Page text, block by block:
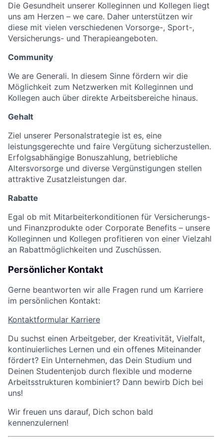
Die Gesundheit unserer Kolleginnen und Kollegen liegt
uns am Herzen – we care. Daher unterstützen wir
diese mit vielen verschiedenen Vorsorge-, Sport-,
Versicherungs- und Therapieangeboten.
Community
We are Generali. In diesem Sinne fördern wir die
Möglichkeit zum Netzwerken mit Kolleginnen und
Kollegen auch über direkte Arbeitsbereiche hinaus.
Gehalt
Ziel unserer Personalstrategie ist es, eine
leistungsgerechte und faire Vergütung sicherzustellen.
Erfolgsabhängige Bonuszahlung, betriebliche
Altersvorsorge und diverse Vergünstigungen stellen
attraktive Zusatzleistungen dar.
Rabatte
Egal ob mit Mitarbeiterkonditionen für Versicherungs-
und Finanzprodukte oder Corporate Benefits – unsere
Kolleginnen und Kollegen profitieren von einer Vielzahl
an Rabattmöglichkeiten und Zuschüssen.
Persönlicher Kontakt
Gerne beantworten wir alle Fragen rund um Karriere
im persönlichen Kontakt:
Kontaktformular Karriere
Du suchst einen Arbeitgeber, der Kreativität, Vielfalt,
kontinuierliches Lernen und ein offenes Miteinander
fördert? Ein Unternehmen, das Dein Studium und
Deinen Studentenjob durch flexible und moderne
Arbeitsstrukturen kombiniert? Dann bewirb Dich bei
uns!
Wir freuen uns darauf, Dich schon bald
kennenzulernen!